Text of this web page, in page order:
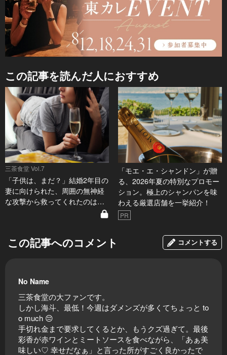
この記事を読んだ人におすすめ
三茶食堂 Vol.7
「子供は、まだ？」結婚2年目の
妻に向けられた、周囲の無神経
な攻撃から救ってくれたのは…
「モエ・エ・シャンドン」が贈
る、2026年夏の特別なプロモー
ション。極上のシャンパンを味
わえる厳選店舗を一挙紹介！
PR
この記事へのコメント コメントする
No Name
三茶食堂の大ファンです。
しかし海斗、最低！今週はダメンズが多くてちょっと to
o much 😔
手切れ金まで要求してくるとか、もうクズ過ぎて。最後
彩香が赤ワインとミートソースを食べながら、「あぁ美
味しい♡ 幸せだなぁ」と言った所がすごく良かったで